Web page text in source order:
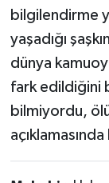
bilgilendirme
yaşadığı
dünya
fark edildiğini
bilmiyordu,